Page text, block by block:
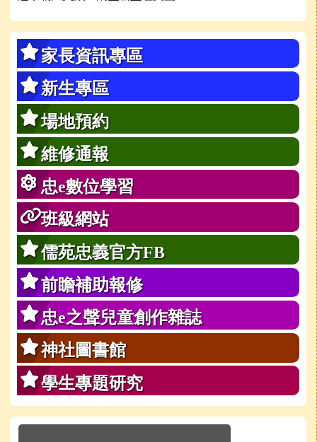
家長資訊專區
新生專區
場地預約
維修通報
忠e數位學習
班級網站
儒苑忠義官方FB
前瞻補助報修
忠e之聲兒童創作雜誌
神社圖書館
學生專題研究
於彈跳視窗觀看：學校line官方好友QRcode